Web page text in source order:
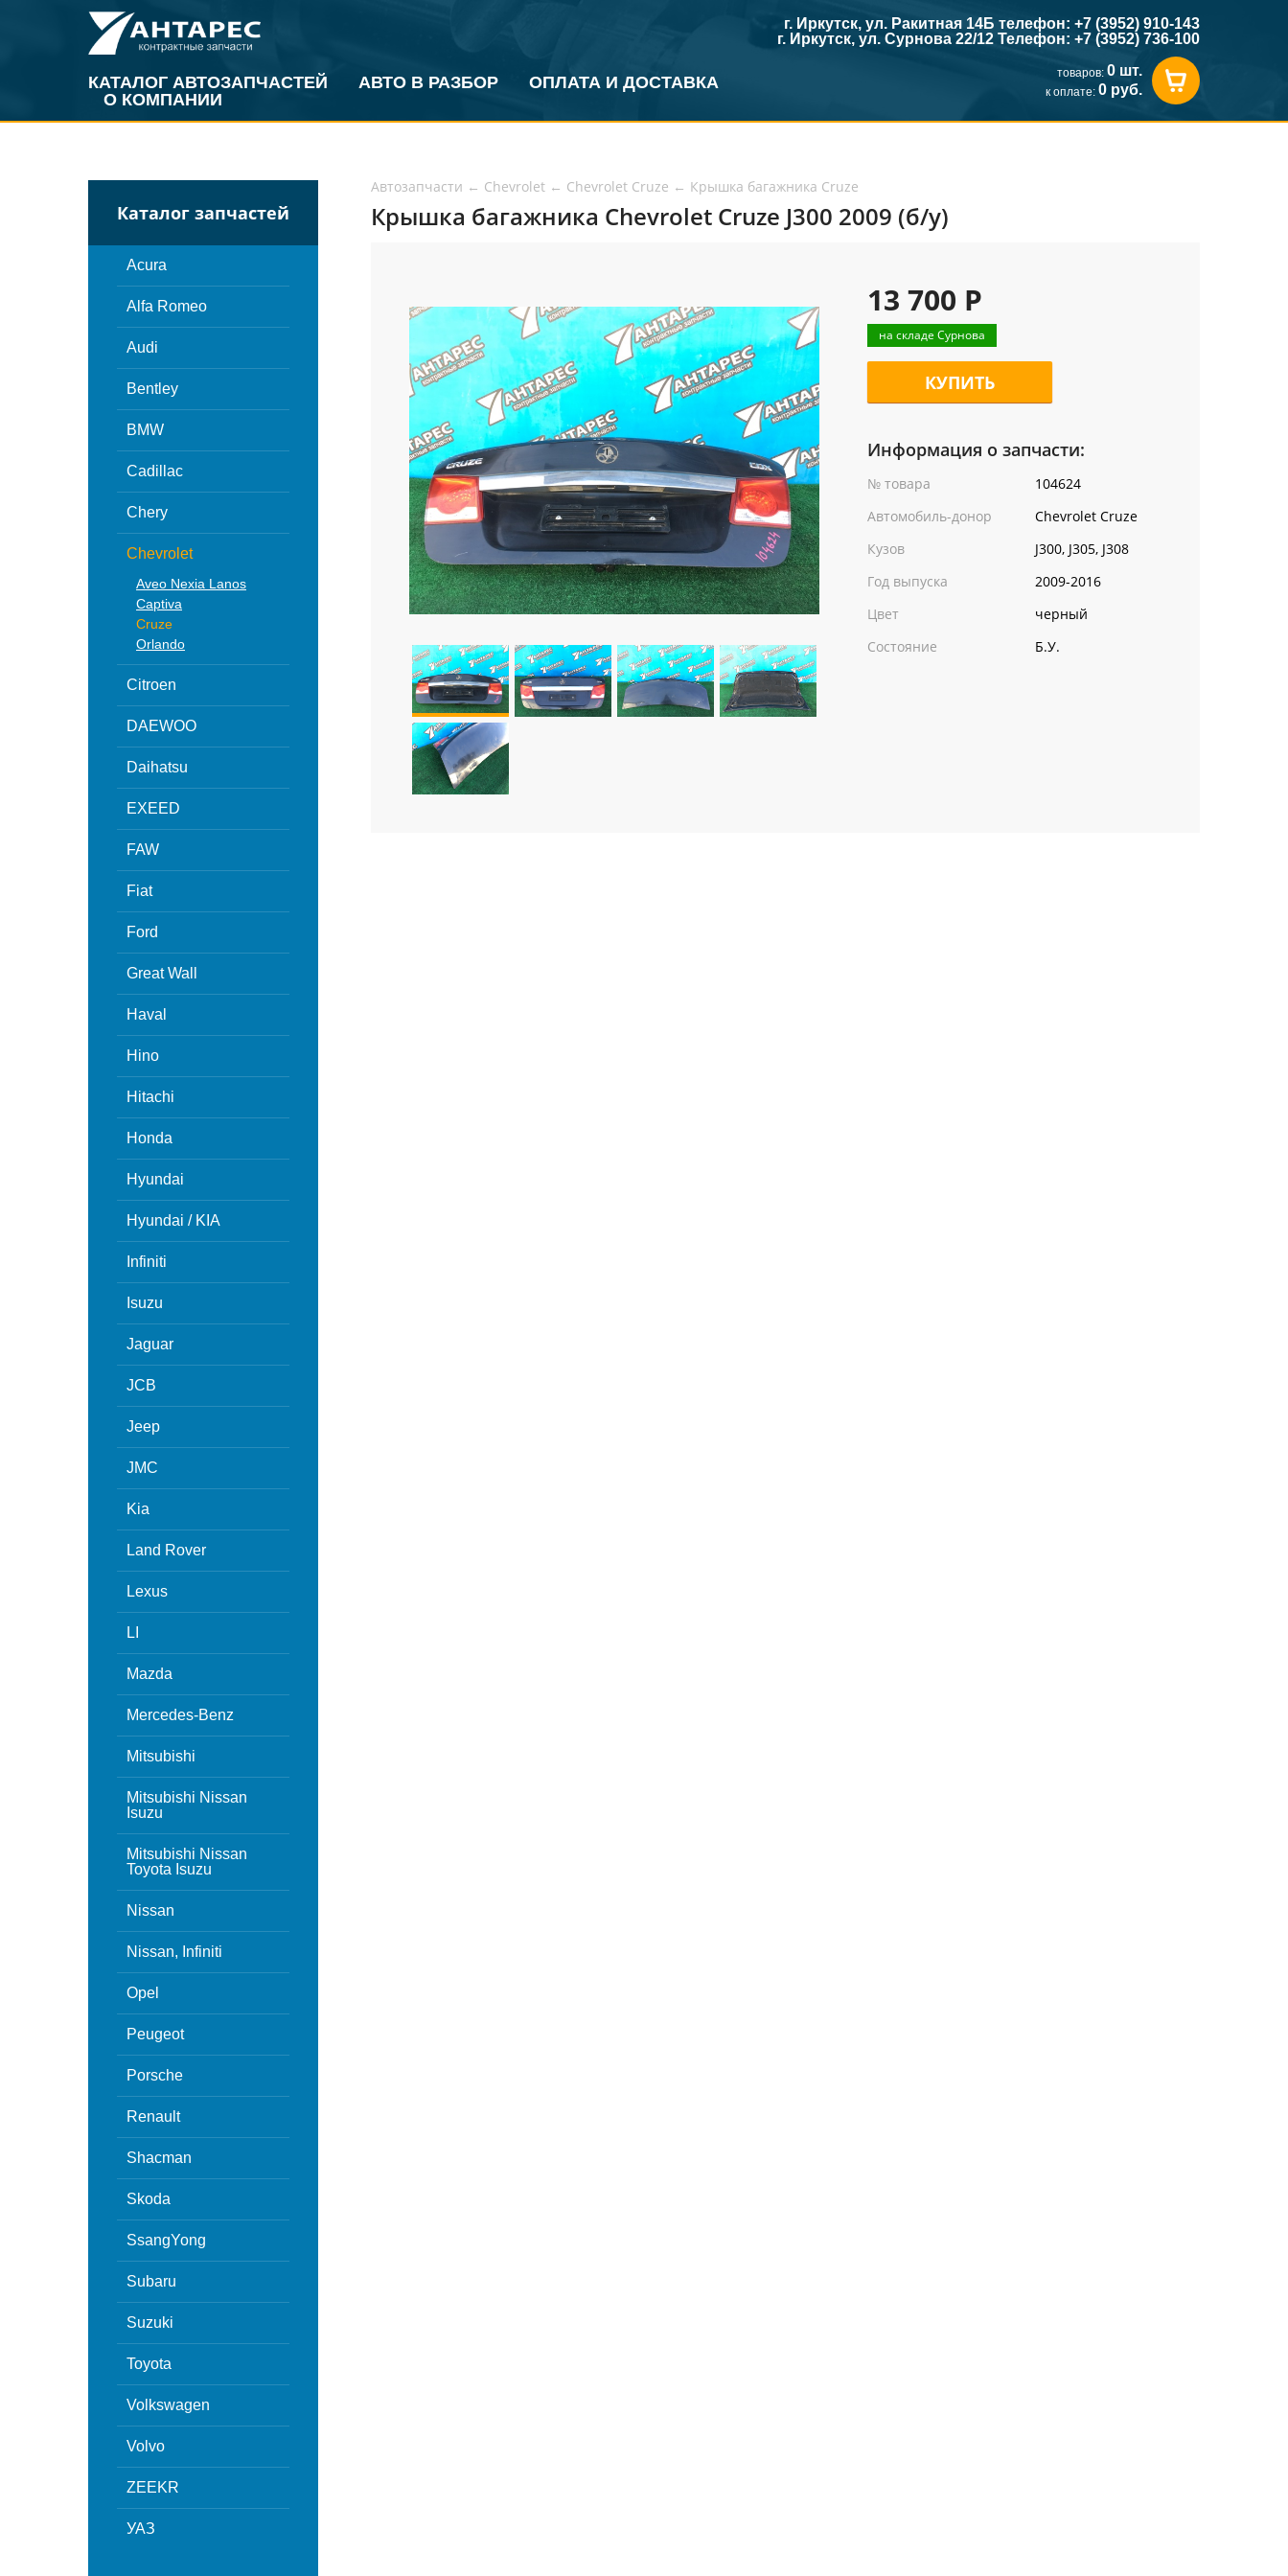
КАТАЛОГ АВТОЗАПЧАСТЕЙ АВТО В РАЗБОР
ОПЛАТА И ДОСТАВКА
О КОМПАНИИ
г. Иркутск, ул. Ракитная 14Б телефон: +7 (3952) 910-143
г. Иркутск, ул. Сурнова 22/12 Телефон: +7 (3952) 736-100
товаров: 0 шт.
к оплате: 0 руб.
Каталог запчастей
Acura
Alfa Romeo
Audi
Bentley
BMW
Cadillac
Chery
Chevrolet
Aveo Nexia Lanos
Captiva
Cruze
Orlando
Citroen
DAEWOO
Daihatsu
EXEED
FAW
Fiat
Ford
Great Wall
Haval
Hino
Hitachi
Honda
Hyundai
Hyundai / KIA
Infiniti
Isuzu
Jaguar
JCB
Jeep
JMC
Kia
Land Rover
Lexus
LI
Mazda
Mercedes-Benz
Mitsubishi
Mitsubishi Nissan
Isuzu
Mitsubishi Nissan
Toyota Isuzu
Nissan
Nissan, Infiniti
Opel
Peugeot
Porsche
Renault
Shacman
Skoda
SsangYong
Subaru
Suzuki
Toyota
Volkswagen
Volvo
ZEEKR
УАЗ
Автозапчасти ← Chevrolet ← Chevrolet Cruze ← Крышка багажника Cruze
Крышка багажника Chevrolet Cruze J300 2009 (б/у)
13 700 Р
на складе Сурнова
КУПИТЬ
Информация о запчасти:
№ товара
104624
Автомобиль-донор
Chevrolet Cruze
Кузов
J300, J305, J308
Год выпуска
2009-2016
Цвет
черный
Состояние
Б.У.